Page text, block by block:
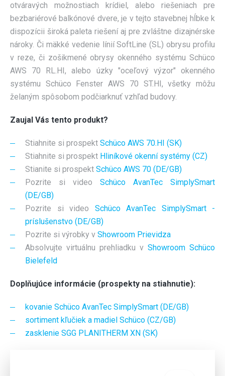
otváravých možnostiach krídiel, alebo riešeniach pre
bezbariérové balkónové dvere, je v tejto stavebnej hĺbke k
dispozícii široká paleta riešení aj pre zvláštne dizajnérske
nároky. Či mäkké vedenie línií SoftLine (SL) obrysu profilu
v reze, či zošikmené obrysy okenného systému Schüco
AWS 70 RL.HI, alebo úzky "oceľový výzor" okenného
systému Schüco Fenster AWS 70 ST.HI, všetky môžu
želaným spôsobom podčiarknuť vzhľad budovy.
Zaujal Vás tento produkt?
Stiahnite si prospekt Schüco AWS 70.HI (SK)
Stiahnite si prospekt Hliníkové okenní systémy (CZ)
Stianite si prospekt Schüco AWS 70 (DE/GB)
Pozrite si video Schüco AvanTec SimplySmart
(DE/GB)
Pozrite si video Schüco AvanTec SimplySmart -
príslušenstvo (DE/GB)
Pozrite si výrobky v Showroom Prievidza
Absolvujte virtuálnu prehliadku v Showroom Schüco
Bielefeld
Doplňujúce informácie (prospekty na stiahnutie):
kovanie Schüco AvanTec SimplySmart (DE/GB)
sortiment kľučiek a madiel Schüco (CZ/GB)
zasklenie SGG PLANITHERM XN (SK)